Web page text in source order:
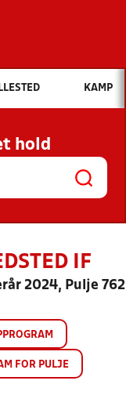
vil du søge efter?
OG NYHEDER
OG
KAMP
hold
IF
2024, Pulje 762
FOR PULJE